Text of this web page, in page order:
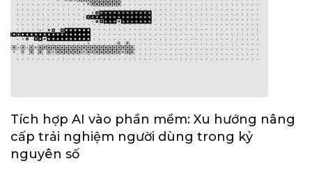
Tích hợp AI vào phần mềm: Xu hướng nâng
cấp trải nghiệm người dùng trong kỷ
nguyên số